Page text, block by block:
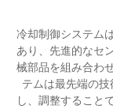
冷却制御システム
あり、先進的なセ
械部品を組み合わ
テムは最先端の
し、調整すること